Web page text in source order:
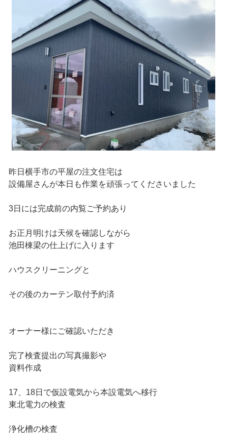
昨日横手市の平屋の注文住宅は
設備屋さんが本日も作業を頑張ってくださいました
3日には完成前の内覧ご予約あり
お正月明けは天候を確認しながら
池田棟梁の仕上げに入ります
ハウスクリーニングと
その後のカーテン取付予約済
オーナー様にご確認いただき
完了検査提出の写真撮影や
資料作成
17、18日で仮設電気から本設電気へ移行
東北電力の検査
浄化槽の検査